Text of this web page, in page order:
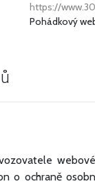
https://
Pohádkový
o ochraně